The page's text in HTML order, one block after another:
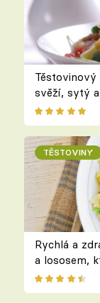
svěží, sytý
TĚSTOVINY
Rychlá a
a lososem,